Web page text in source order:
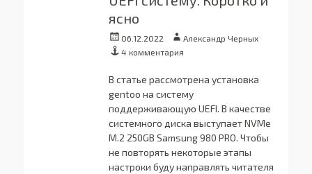
ясно
Опубликовано
06.12.2022 АвторАлександр Черных
4 комментария
В статье рассмотрена установка
gentoo на систему
поддерживающую UEFI. В качестве
системного диска выступает NVMe
M.2 250GB Samsung 980 PRO. Чтобы
не повторять некоторые этапы
настроки буду направлять читателя